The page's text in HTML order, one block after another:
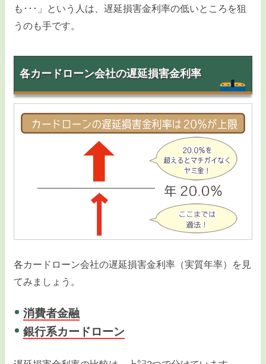
も･･･」という人は、遅延損害金利率の低いところを狙
うのも手です。
各カードローン会社の遅延損害金利率
各カードローン会社の遅延損害金利率（実質年率）を見
てみましょう。
消費者金融
銀行系カードローン